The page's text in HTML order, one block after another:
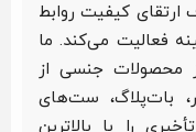
کیفیت روابط
فعالیت می‌کند. ما
محصولات جنسی از
بات‌پلاگ، ست‌های